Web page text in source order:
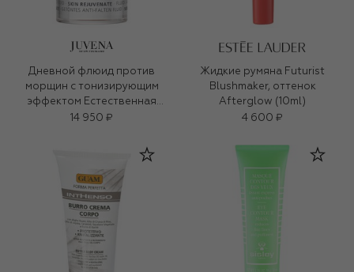
Дневной флюид против
морщин с тонизирующим
эффектом Естественная
бронза SPF 10 (50ml)
14 950 ₽
Жидкие румяна Futurist
Blushmaker, оттенок
Afterglow (10ml)
4 600 ₽